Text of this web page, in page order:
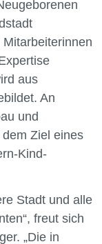
aus
An
und
Ziel eines
Kind-
Stadt und alle
freut sich
„Die in